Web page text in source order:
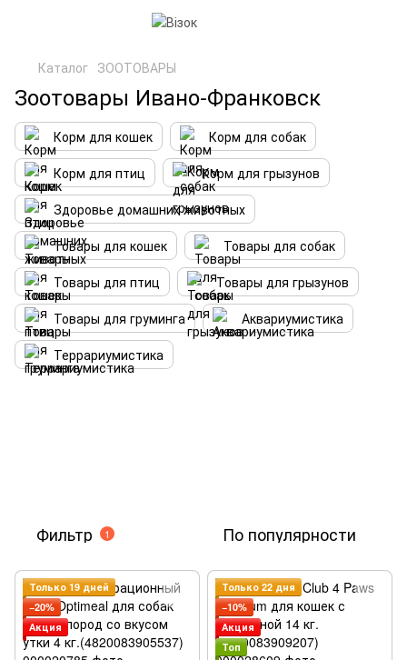
Каталог ЗООТОВАРЫ
Зоотовары Ивано-Франковск
Корм для кошек
Корм для собак
Корм для птиц
Корм для грызунов
Здоровье домашних животных
Товары для кошек
Товары для собак
Товары для птиц
Товары для грызунов
Товары для груминга
Аквариумистика
Террариумистика
Фильтр 1 По популярности
Только 19 дней
−20%
Акция
Только 22 дня
−10%
Акция
Топ